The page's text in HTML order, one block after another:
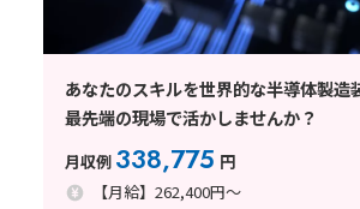
あなたのスキルを世界的な半導体製造
最先端の現場で活かしませんか？
月収例 338,775 円
【月給】262,400円～